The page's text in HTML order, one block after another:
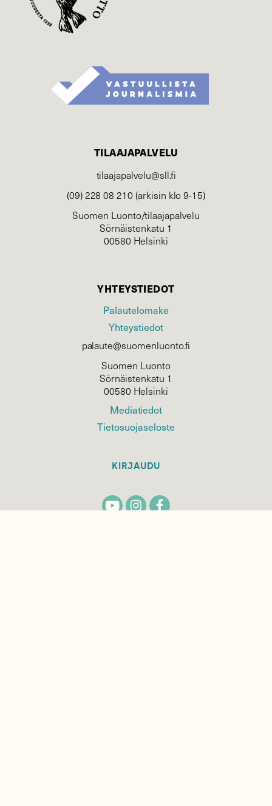
TILAAJAPALVELU
tilaajapalvelu@sll.fi
(09) 228 08 210 (arkisin klo 9-15)
Suomen Luonto/tilaajapalvelu
Sörnäistenkatu 1
00580 Helsinki
YHTEYSTIEDOT
Palautelomake
Yhteystiedot
palaute@suomenluonto.fi
Suomen Luonto
Sörnäistenkatu 1
00580 Helsinki
Mediatiedot
Tietosuojaseloste
KIRJAUDU